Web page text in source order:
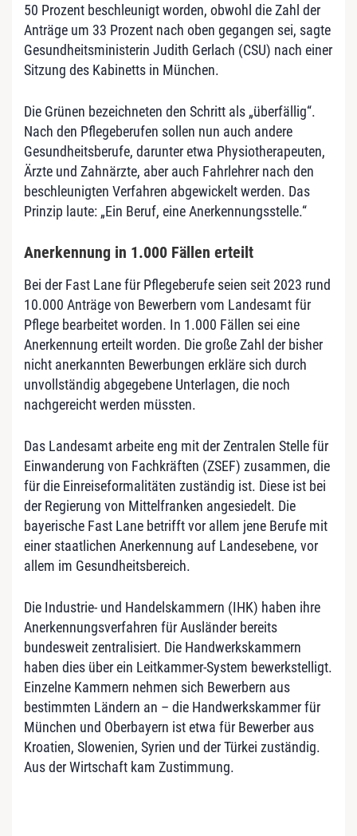
50 Prozent beschleunigt worden, obwohl die Zahl der
Anträge um 33 Prozent nach oben gegangen sei, sagte
Gesundheitsministerin Judith Gerlach (CSU) nach einer
Sitzung des Kabinetts in München.
Die Grünen bezeichneten den Schritt als „überfällig“.
Nach den Pflegeberufen sollen nun auch andere
Gesundheitsberufe, darunter etwa Physiotherapeuten,
Ärzte und Zahnärzte, aber auch Fahrlehrer nach den
beschleunigten Verfahren abgewickelt werden. Das
Prinzip laute: „Ein Beruf, eine Anerkennungsstelle.“
Anerkennung in 1.000 Fällen erteilt
Bei der Fast Lane für Pflegeberufe seien seit 2023 rund
10.000 Anträge von Bewerbern vom Landesamt für
Pflege bearbeitet worden. In 1.000 Fällen sei eine
Anerkennung erteilt worden. Die große Zahl der bisher
nicht anerkannten Bewerbungen erkläre sich durch
unvollständig abgegebene Unterlagen, die noch
nachgereicht werden müssten.
Das Landesamt arbeite eng mit der Zentralen Stelle für
Einwanderung von Fachkräften (ZSEF) zusammen, die
für die Einreiseformalitäten zuständig ist. Diese ist bei
der Regierung von Mittelfranken angesiedelt. Die
bayerische Fast Lane betrifft vor allem jene Berufe mit
einer staatlichen Anerkennung auf Landesebene, vor
allem im Gesundheitsbereich.
Die Industrie- und Handelskammern (IHK) haben ihre
Anerkennungsverfahren für Ausländer bereits
bundesweit zentralisiert. Die Handwerkskammern
haben dies über ein Leitkammer-System bewerkstelligt.
Einzelne Kammern nehmen sich Bewerbern aus
bestimmten Ländern an – die Handwerkskammer für
München und Oberbayern ist etwa für Bewerber aus
Kroatien, Slowenien, Syrien und der Türkei zuständig.
Aus der Wirtschaft kam Zustimmung.